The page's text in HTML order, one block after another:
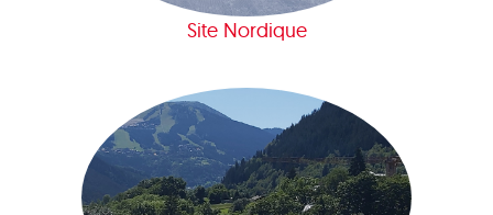
Site Nordique